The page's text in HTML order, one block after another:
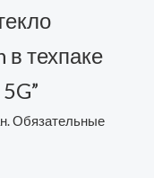
в техпаке
Обязательные